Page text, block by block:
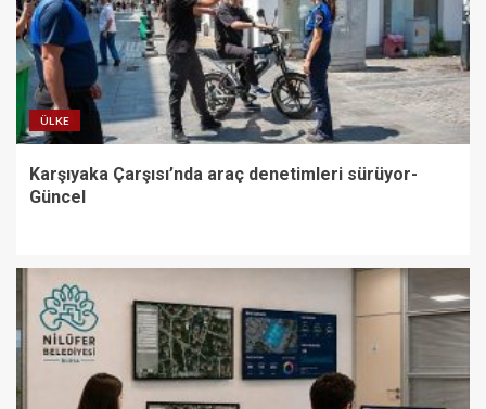
ÜLKE
Karşıyaka Çarşısı’nda araç denetimleri sürüyor-
Güncel